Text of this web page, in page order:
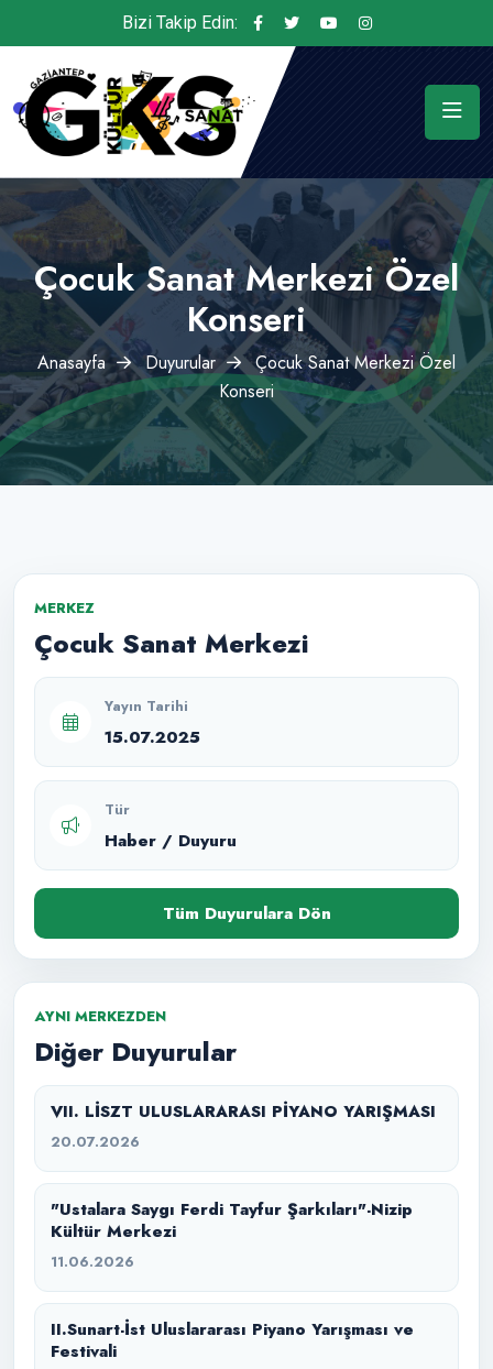
Bizi Takip Edin:
Çocuk Sanat Merkezi Özel
Konseri
Anasayfa Duyurular
Çocuk Sanat Merkezi Özel
Konseri
MERKEZ
Çocuk Sanat Merkezi
Yayın Tarihi
15.07.2025
Tür
Haber / Duyuru
Tüm Duyurulara Dön
AYNI MERKEZDEN
Diğer Duyurular
VII. LİSZT ULUSLARARASI PİYANO YARIŞMASI
20.07.2026
"Ustalara Saygı Ferdi Tayfur Şarkıları"-Nizip
Kültür Merkezi
11.06.2026
II.Sunart-İst Uluslararası Piyano Yarışması ve
Festivali